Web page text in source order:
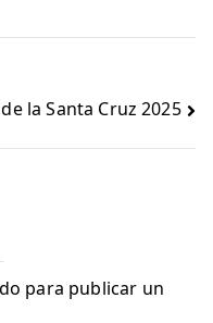
ar
ti
r
la Santa Cruz 2025
para publicar un